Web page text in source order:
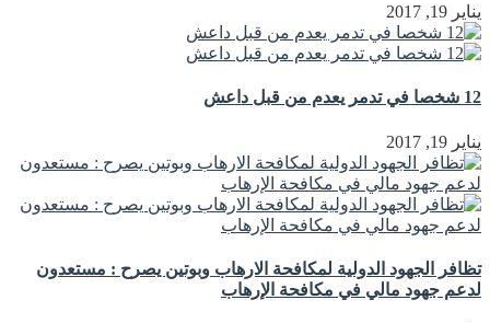
يناير 19, 2017
12 شخصا في تدمر يعدم من قبل داعش
يناير 19, 2017
تظافر الجهود الدولية لمكافحة الارهاب وبوتين يصرح : مستعدون
لدعم جهود مالي في مكافحة الإرهاب